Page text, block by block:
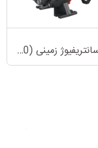
پمپ سانتریفیوژ زمینی (XST 40-160/40)